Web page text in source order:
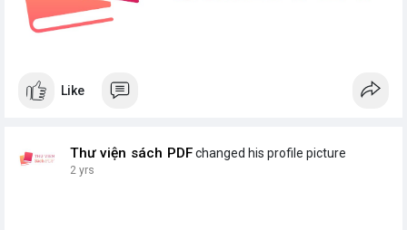
Like
Thư viện sách PDFchanged his profile picture
2 yrs